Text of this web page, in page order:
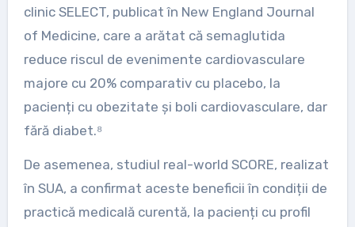
clinic SELECT, publicat în New England Journal
of Medicine, care a arătat că semaglutida
reduce riscul de evenimente cardiovasculare
majore cu 20% comparativ cu placebo, la
pacienți cu obezitate și boli cardiovasculare, dar
fără diabet.⁸
De asemenea, studiul real-world SCORE, realizat
în SUA, a confirmat aceste beneficii în condiții de
practică medicală curentă, la pacienți cu profil